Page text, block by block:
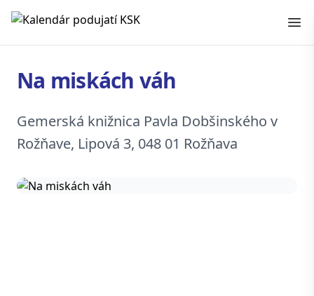
Kalendár podujatí KSK
Na miskách váh
Gemerská knižnica Pavla Dobšinského v
Rožňave, Lipová 3, 048 01 Rožňava